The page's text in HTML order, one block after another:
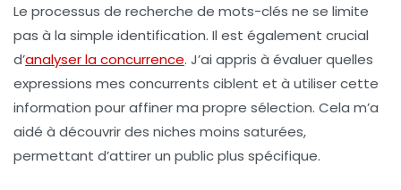
Le processus de recherche de mots-clés ne se limite
pas à la simple identification. Il est également crucial
d’analyser la concurrence. J’ai appris à évaluer quelles
expressions mes concurrents ciblent et à utiliser cette
information pour affiner ma propre sélection. Cela m’a
aidé à découvrir des niches moins saturées,
permettant d’attirer un public plus spécifique.